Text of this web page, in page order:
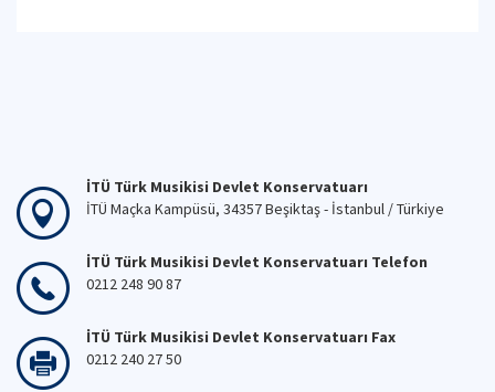
İTÜ Türk Musikisi Devlet Konservatuarı
İTÜ Maçka Kampüsü, 34357 Beşiktaş - İstanbul / Türkiye
İTÜ Türk Musikisi Devlet Konservatuarı Telefon
0212 248 90 87
İTÜ Türk Musikisi Devlet Konservatuarı Fax
0212 240 27 50